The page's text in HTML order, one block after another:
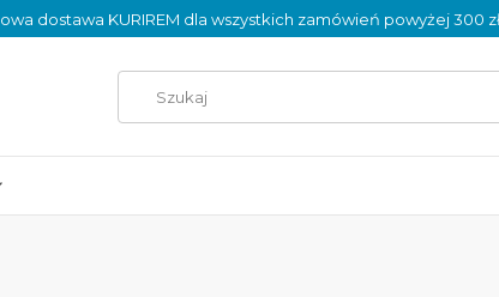
dostawa KURIREM dla wszystkich zamówień powyżej 300